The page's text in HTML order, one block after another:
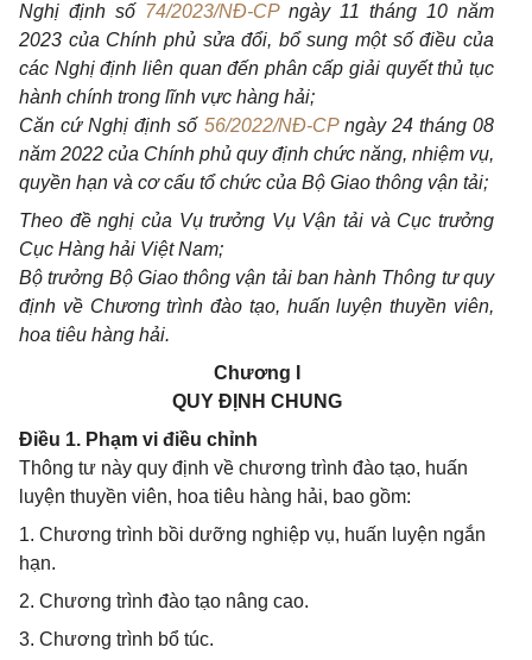
Nghị định số 74/2023/NĐ-CPngày 11 tháng 10 năm
2023 của Chính phủ sửa đổi, bổ sung một số điều của
các Nghị định liên quan đến phân cấp giải quyết thủ tục
hành chính trong lĩnh vực hàng hải;
Căn cứNghị định số 56/2022/NĐ-CPngày 24 tháng 08
năm 2022 của Chính phủ quy định chức năng, nhiệm vụ,
quyền hạn và cơ cấu tổ chức của Bộ Giao thông vận tải;
Theo đề nghị của Vụ trưởng Vụ Vận tải và Cục trưởng
Cục Hàng hải Việt Nam;
Bộ trưởng Bộ Giao thông vận tải ban hành Thông tư quy
định về Chương trình đào tạo, huấn luyện thuyền viên,
hoa tiêu hàng hải.
Chương I
QUY ĐỊNH CHUNG
Điều 1. Phạm vi điều chỉnh
Thông tư này quy định về chương trình đào tạo, huấn
luyện thuyền viên, hoa tiêu hàng hải, bao gồm:
1. Chương trình bồi dưỡng nghiệp vụ, huấn luyện ngắn
hạn.
2. Chương trình đào tạo nâng cao.
3. Chương trình bổ túc.